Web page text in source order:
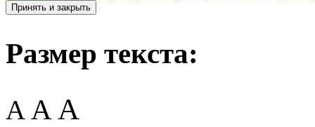
Принять и закрыть
Размер текста:
A AA